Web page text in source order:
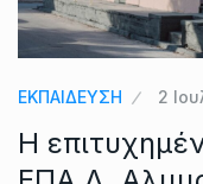
ΕΚΠΑΙΔΕΥΣΗ 2
Η